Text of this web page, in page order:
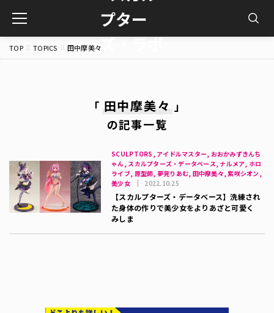
toggle
navigation
TOP TOPICS 田中摩美々
「 田中摩美々 」
の記事一覧
SCULPTORS, アイドルマスター, おおかみずきんち
ゃん, スカルプターズ・データベース, ナルメア, ホロ
ライブ, 原型師, 夢見りあむ, 田中摩美々, 紫咲シオン,
美少女
2022.10.25
【スカルプターズ・データベース】洗練され
た身体の作りで美少女をよりあざと可愛く
みしま